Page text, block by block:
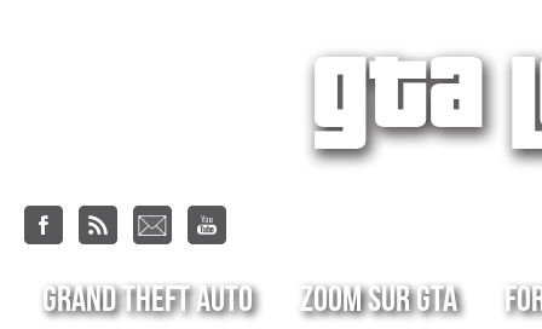
Grand Theft Auto Zoom sur GTA